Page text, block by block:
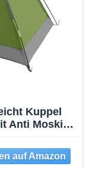
Kuppel
Anti Moskito
für